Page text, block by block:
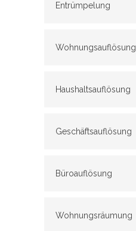
Entrümpelung
Wohnungsauflösung
Haushaltsauflösung
Geschäftsauflösung
Büroauflösung
Wohnungsräumung